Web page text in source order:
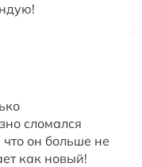
сломался
он больше не
как новый!